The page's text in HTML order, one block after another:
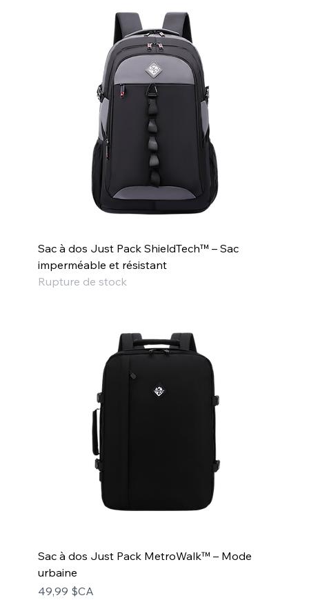
Sac à dos Just Pack ShieldTech™ – Sac
imperméable et résistant
Rupture de stock
Sac à dos Just Pack MetroWalk™ – Mode
urbaine
Prix
49,99 $CA